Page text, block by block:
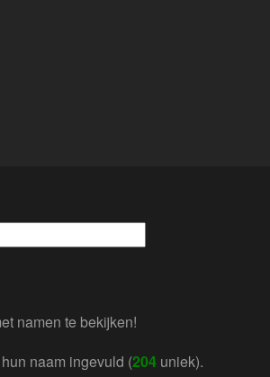
namen te bekijken!
naam ingevuld (204 uniek).